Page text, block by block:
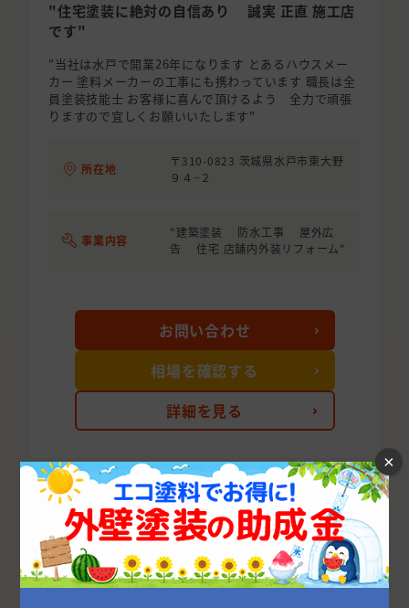
"住宅塗装に絶対の自信あり 誠実 正直 施工店
です"
"当社は水戸で開業26年になります とあるハウスメー
カー 塗料メーカーの工事にも携わっています 職長は全
員塗装技能士 お客様に喜んで頂けるよう 全力で頑張
りますので宜しくお願いいたします"
所在地
〒310-0823 茨城県水戸市東大野
９４−２
事業内容
"建築塗装 防水工事 屋外広
告 住宅 店舗内外装リフォーム"
詳細を見る
お問い合わせ
相場を確認する
次の10件を表示する
×